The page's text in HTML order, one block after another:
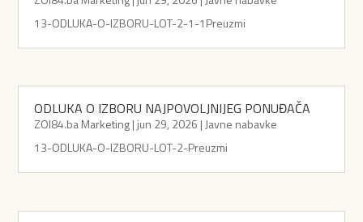
13-ODLUKA-O-IZBORU-LOT-2-1-1Preuzmi
ODLUKA O IZBORU NAJPOVOLJNIJEG PONUĐAČA
ZOI84.ba Marketing|jun 29, 2026 |Javne nabavke
13-ODLUKA-O-IZBORU-LOT-2-Preuzmi